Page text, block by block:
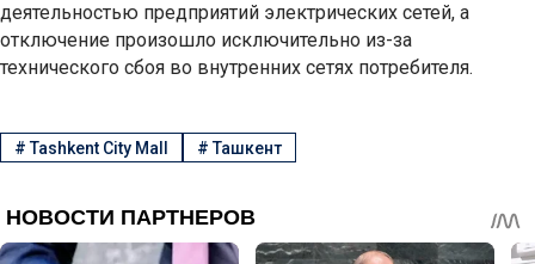
деятельностью предприятий электрических сетей, а
отключение произошло исключительно из-за
технического сбоя во внутренних сетях потребителя.
#Tashkent City Mall #Ташкент